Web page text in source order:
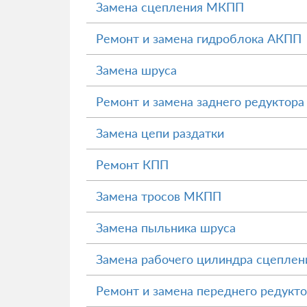
Замена сцепления МКПП
Ремонт и замена гидроблока АКПП
Замена шруса
Ремонт и замена заднего редуктора
Замена цепи раздатки
Ремонт КПП
Замена тросов МКПП
Замена пыльника шруса
Замена рабочего цилиндра
Ремонт и замена переднего